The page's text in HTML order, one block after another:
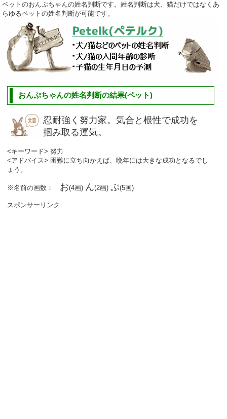
ペットのおんぷちゃんの姓名判断です。姓名判断は犬、猫だけではなくあ
らゆるペットの姓名判断が可能です。
おんぷちゃんの姓名判断の結果(ペット)
忍耐強く努力家。気合と根性で成功を
掴み取る運気。
<キーワード> 努力
<アドバイス> 困難に立ち向かえば、晩年には大きな成功となるでし
ょう。
※名前の画数： お(4画) ん(2画)ぷ(5画)
スポンサーリンク